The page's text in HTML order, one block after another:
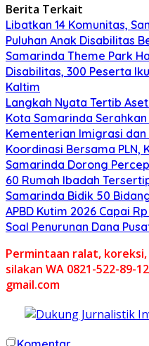
Berita Terkait
Libatkan 14 Komunitas,
Puluhan Anak Disabilitas
Samarinda Theme Park
Disabilitas, 300 Peserta
Kaltim
Langkah Nyata Tertib
Kota Samarinda
Kementerian Imigrasi
Koordinasi Bersama PLN,
Samarinda Dorong
60 Rumah Ibadah
Samarinda Bidik 50
APBD Kutim 2026 Capai
Soal Penurunan Dana
Permintaan ralat,
silakan WA 0821-522-89-
gmail.com